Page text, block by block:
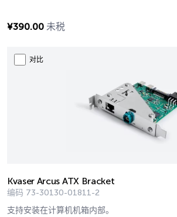
¥390.00 未税
对比
Kvaser Arcus ATX Bracket
编码 73-30130-01811-2
支持安装在计算机机箱内部。